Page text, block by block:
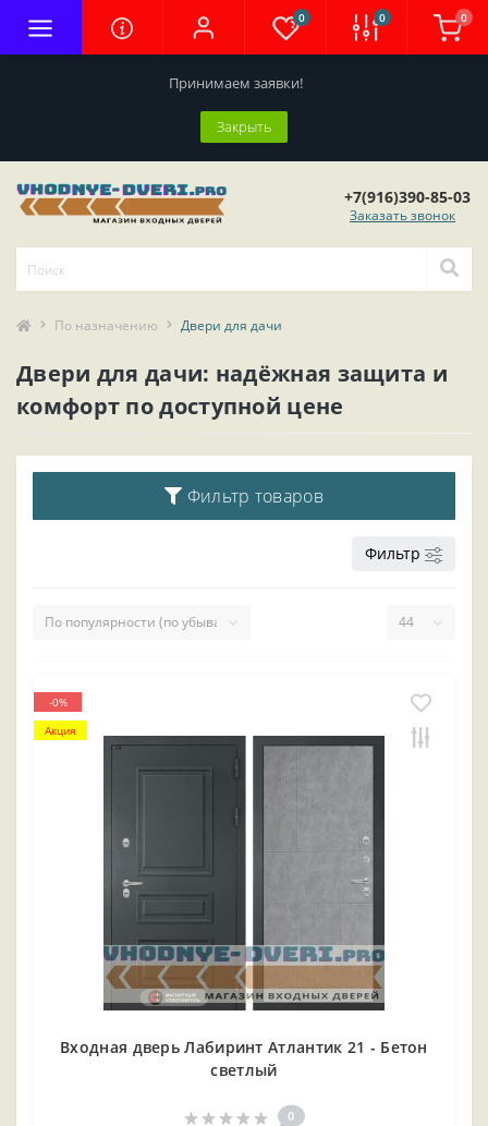
Принимаем заявки!
Закрыть
0 0 0
+7(916)390-85-03
Заказать звонок
По назначению Двери для дачи
Двери для дачи: надёжная защита и
комфорт по доступной цене
Фильтр товаров
Фильтр
-0%
Акция
Входная дверь Лабиринт Атлантик 21 - Бетон
светлый
0